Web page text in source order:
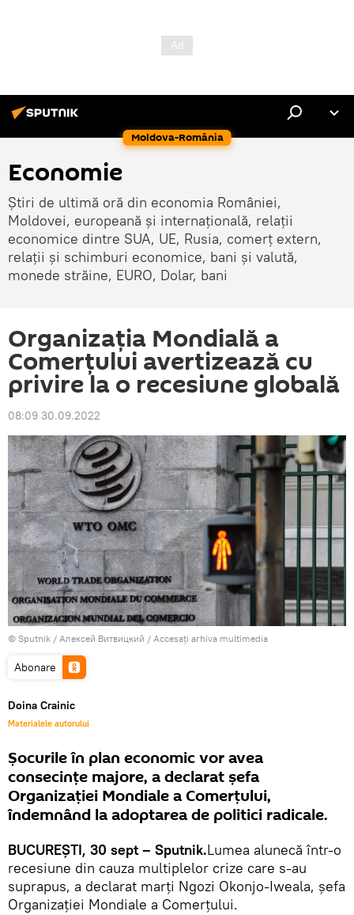
Moldova-România
Economie
Știri de ultimă oră din economia României,
Moldovei, europeană și internațională, relații
economice dintre SUA, UE, Rusia, comerț extern,
relații și schimburi economice, bani și valută,
monede străine, EURO, Dolar, bani
Organizația Mondială a
Comerțului avertizează cu
privire la o recesiune globală
08:09 30.09.2022
© Sputnik / Алексей Витвицкий / Accesați arhiva multimedia
Abonare
Doina Crainic
Materialele autorului
Șocurile în plan economic vor avea
consecințe majore, a declarat şefa
Organizației Mondiale a Comerțului,
îndemnând la adoptarea de politici radicale.
BUCUREŞTI, 30 sept – Sputnik.Lumea alunecă într-o
recesiune din cauza multiplelor crize care s-au
suprapus, a declarat marți Ngozi Okonjo-Iweala, şefa
Organizației Mondiale a Comerțului.